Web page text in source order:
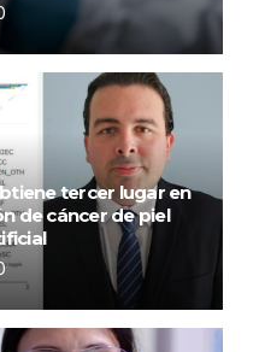
tercer lugar en
de cáncer de piel